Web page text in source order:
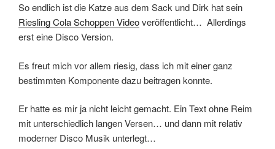
So endlich ist die Katze aus dem Sack und Dirk hat sein
Riesling Cola Schoppen Videoveröffentlicht… Allerdings
erst eine Disco Version.
Es freut mich vor allem riesig, dass ich mit einer ganz
bestimmten Komponente dazu beitragen konnte.
Er hatte es mir ja nicht leicht gemacht. Ein Text ohne Reim
mit unterschiedlich langen Versen… und dann mit relativ
moderner Disco Musik unterlegt…